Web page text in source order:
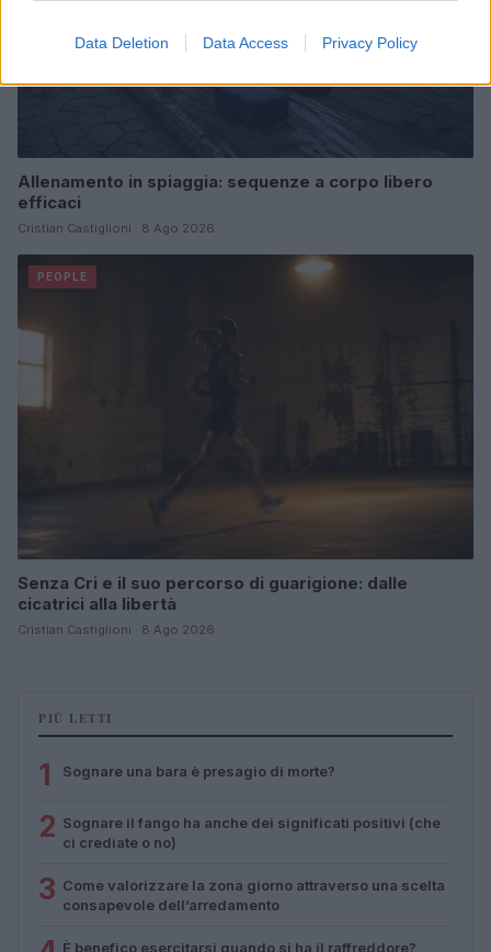
Data Deletion Data Access Privacy Policy
Allenamento in spiaggia: sequenze a corpo libero
efficaci
Cristian Castiglioni · 8 Ago 2026
PEOPLE
Senza Cri e il suo percorso di guarigione: dalle
cicatrici alla libertà
Cristian Castiglioni · 8 Ago 2026
PIÙ LETTI
1 Sognare una bara è presagio di morte?
2 Sognare il fango ha anche dei significati positivi (che
ci crediate o no)
3 Come valorizzare la zona giorno attraverso una scelta
consapevole dell’arredamento
È benefico esercitarsi quando si ha il raffreddore?